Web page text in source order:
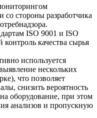
со стороны разработчика
ISO 9001 и ISO
качества сырья
используется
нескольких
что позволяет
снизить вероятность
оборудование, при этом
анализов и пропускную